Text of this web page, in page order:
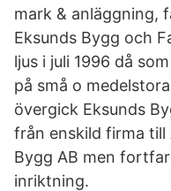
mark & anläggning,
Eksunds Bygg och
ljus i juli 1996 då
på små o
övergick Eksunds
från enskild firma till
Bygg AB men
inriktning.